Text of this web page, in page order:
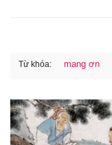
Từ khóa: mang ơn